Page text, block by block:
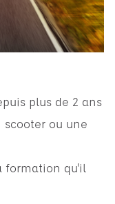
plus de 2 ans
ou une
formation qu'il